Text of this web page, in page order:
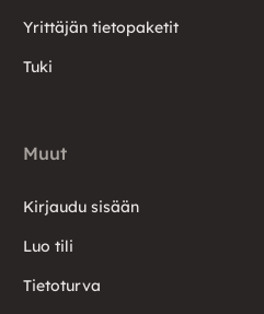
Yrittäjän tietopaketit
Tuki
Muut
Kirjaudu sisään
Luo tili
Tietoturva